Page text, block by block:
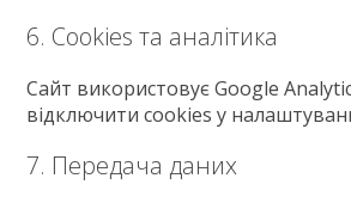
6. Cookies та аналітика
Сайт використовує Google
відключити cookies у
7. Передача даних